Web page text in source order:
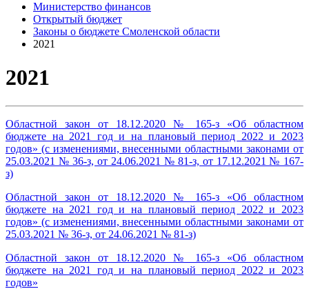
Министерство финансов
Открытый бюджет
Законы о бюджете Смоленской области
2021
2021
Областной закон от 18.12.2020 № 165-з «Об областном
бюджете на 2021 год и на плановый период 2022 и 2023
годов» (с изменениями, внесенными областными законами от
25.03.2021 № 36-з, от 24.06.2021 № 81-з, от 17.12.2021 № 167-
з)
Областной закон от 18.12.2020 № 165-з «Об областном
бюджете на 2021 год и на плановый период 2022 и 2023
годов» (с изменениями, внесенными областными законами от
25.03.2021 № 36-з, от 24.06.2021 № 81-з)
Областной закон от 18.12.2020 № 165-з «Об областном
бюджете на 2021 год и на плановый период 2022 и 2023
годов»